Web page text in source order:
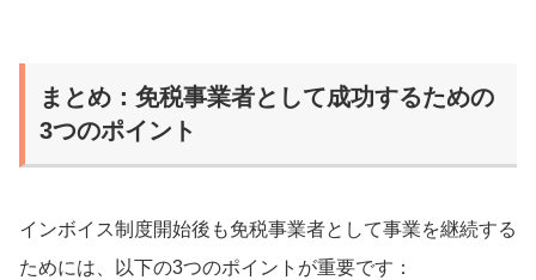
まとめ：免税事業者として成功するための
3つのポイント
インボイス制度開始後も免税事業者として事業を継続する
ためには、以下の3つのポイントが重要です：